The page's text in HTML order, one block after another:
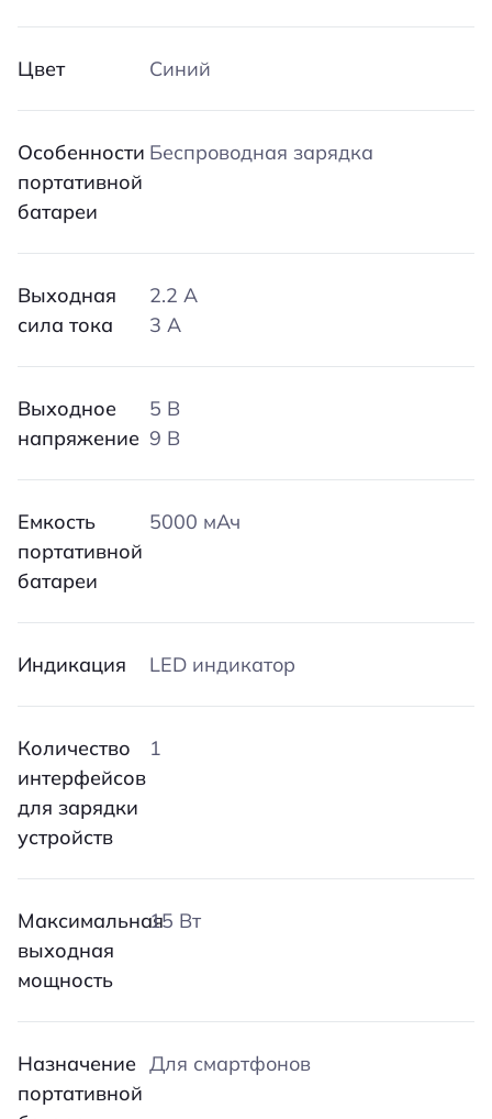
Цвет Синий
Особенности
портативной
батареи
Беспроводная зарядка
Выходная
сила тока
2.2 A
3 A
Выходное
напряжение
5 В
9 В
Емкость
портативной
батареи
5000 мАч
Индикация LED индикатор
Количество
интерфейсов
для зарядки
устройств
1
Максимальная
выходная
мощность
15 Вт
Назначение
портативной
Для смартфонов